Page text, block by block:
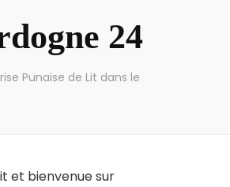
24
Punaise de Lit dans le
et bienvenue sur